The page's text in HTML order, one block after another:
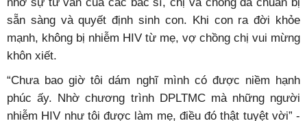
sẵn sàng và quyết định sinh con. Khi con ra đời khỏe
mạnh, không bị nhiễm HIV từ mẹ, vợ chồng chị vui mừng
khôn xiết.
“Chưa bao giờ tôi dám nghĩ mình có được niềm hạnh
phúc ấy. Nhờ chương trình DPLTMC mà những người
nhiễm HIV như tôi được làm mẹ, điều đó thật tuyệt vời” -